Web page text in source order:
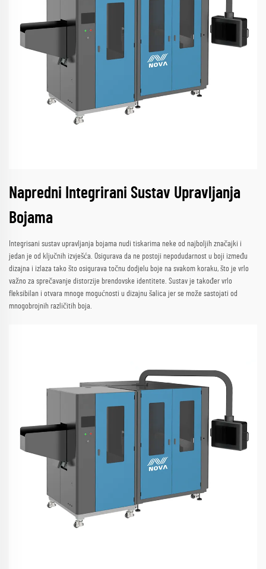
Napredni Integrirani Sustav Upravljanja
Bojama
Integrisani sustav upravljanja bojama nudi tiskarima neke od najboljih značajki i
jedan je od ključnih izvješća. Osigurava da ne postoji nepodudarnost u boji između
dizajna i izlaza tako što osigurava točnu dodjelu boje na svakom koraku, što je vrlo
važno za sprečavanje distorzije brendovske identitete. Sustav je također vrlo
fleksibilan i otvara mnoge mogućnosti u dizajnu šalica jer se može sastojati od
mnogobrojnih različitih boja.